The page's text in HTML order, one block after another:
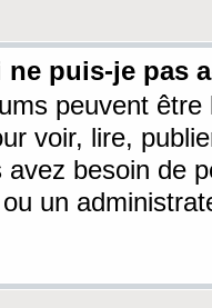
ne puis-je pas
peuvent être
voir, lire,
avez besoin de
un